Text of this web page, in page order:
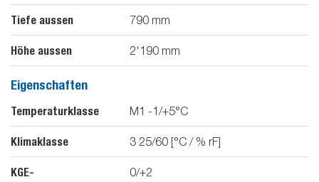
Tiefe aussen 790 mm
Höhe aussen 2'190 mm
Eigenschaften
Temperaturklasse M1 -1/+5°C
Klimaklasse 3 25/60 [°C / % rF]
KGE-
0/+2